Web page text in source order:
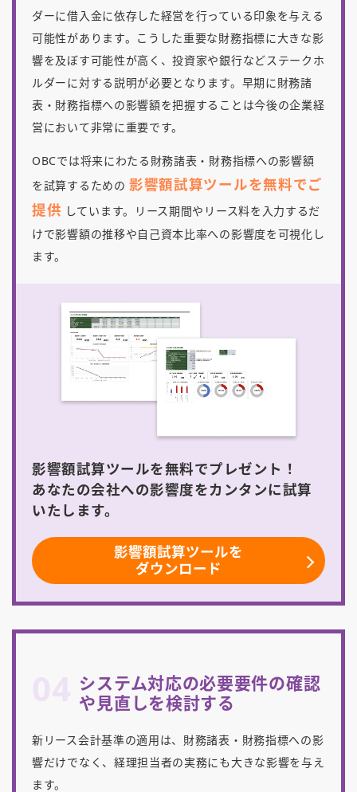
ダーに借入金に依存した経営を行っている印象を与える
可能性があります。こうした重要な財務指標に大きな影
響を及ぼす可能性が高く、投資家や銀行などステークホ
ルダーに対する説明が必要となります。早期に財務諸
表・財務指標への影響額を把握することは今後の企業経
営において非常に重要です。
OBCでは将来にわたる財務諸表・財務指標への影響額
を試算するための 影響額試算ツールを無料でご
提供
しています。リース期間やリース料を入力するだ
けで影響額の推移や自己資本比率への影響度を可視化し
ます。
影響額試算ツールを無料でプレゼント！
あなたの会社への影響度をカンタンに試算
いたします。
影響額試算ツールを
ダウンロード
システム対応の必要要件の確認
や見直しを検討する
新リース会計基準の適用は、財務諸表・財務指標への影
響だけでなく、経理担当者の実務にも大きな影響を与え
ます。